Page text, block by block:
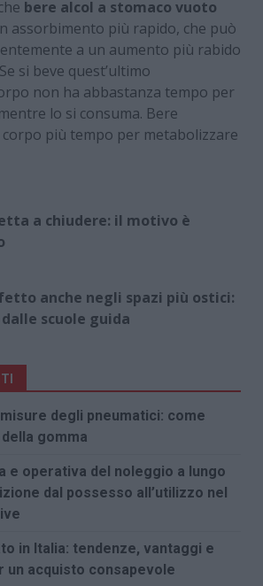
bere alcol a stomaco vuoto
assorbimento più rapido, che può
a un aumento più rabido
si beve quest’ultimo
non ha abbastanza tempo per
lo si consuma. Bere
più tempo per metabolizzare
a chiudere: il motivo è
anche negli spazi più ostici:
scuole guida
degli pneumatici: come
gomma
e operativa del noleggio a lungo
dal possesso all’utilizzo nel
in Italia: tendenze, vantaggi e
un acquisto consapevole